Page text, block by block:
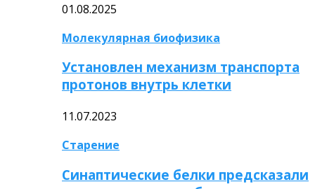
01.08.2025
Молекулярная биофизика
Установлен механизм транспорта
протонов внутрь клетки
11.07.2023
Старение
Синаптические белки предсказали